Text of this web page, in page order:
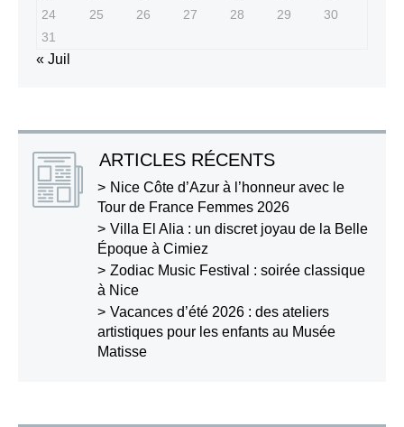
24
25 26 27 28 29
30
31
« Juil
ARTICLES RÉCENTS
Nice Côte d’Azur à l’honneur avec le
Tour de France Femmes 2026
Villa El Alia : un discret joyau de la Belle
Époque à Cimiez
Zodiac Music Festival : soirée classique
à Nice
Vacances d’été 2026 : des ateliers
artistiques pour les enfants au Musée
Matisse